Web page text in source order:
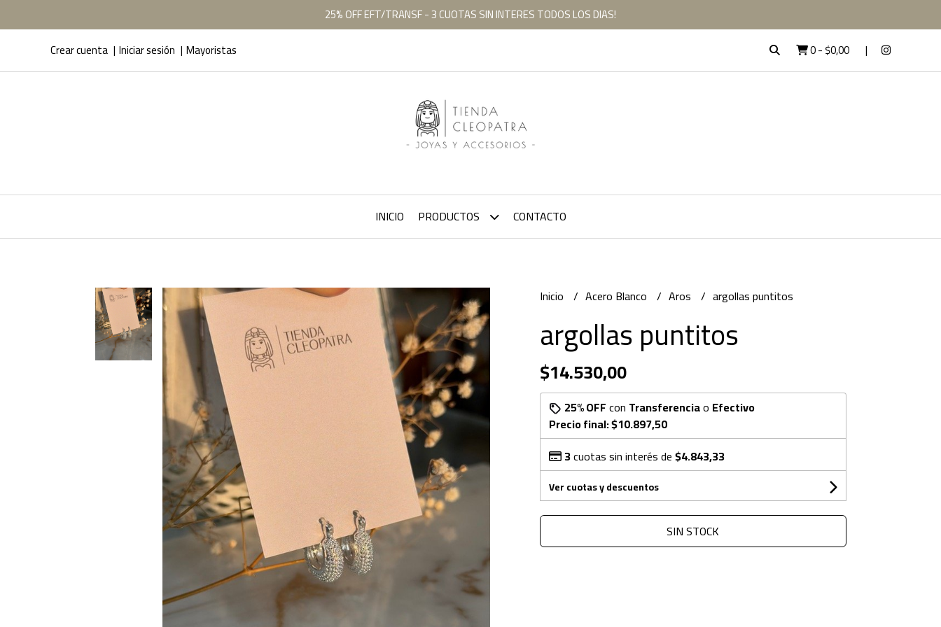
25% OFF EFT/TRANSF - 3 CUOTAS SIN INTERES TODOS LOS DIAS!
Crear cuenta Iniciar sesión Mayoristas 0-$0,00
INICIO PRODUCTOS CONTACTO
Inicio Acero Blanco Aros argollas puntitos
argollas puntitos
$14.530,00
25% OFFcon Transferenciao Efectivo
Precio final:$10.897,50
3cuotas sin interés de$4.843,33
Ver cuotas y descuentos
SIN STOCK